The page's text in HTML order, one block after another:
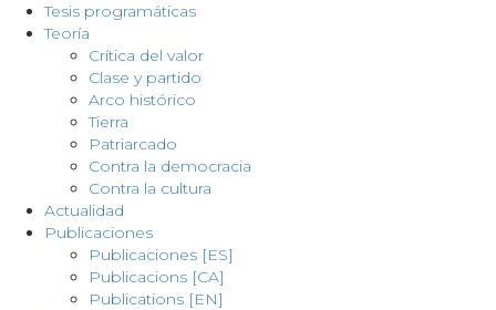
Tesis programáticas
Teoría
Crítica del valor
Clase y partido
Arco histórico
Tierra
Patriarcado
Contra la democracia
Contra la cultura
Actualidad
Publicaciones
Publicaciones [ES]
Publicacions [CA]
Publications [EN]